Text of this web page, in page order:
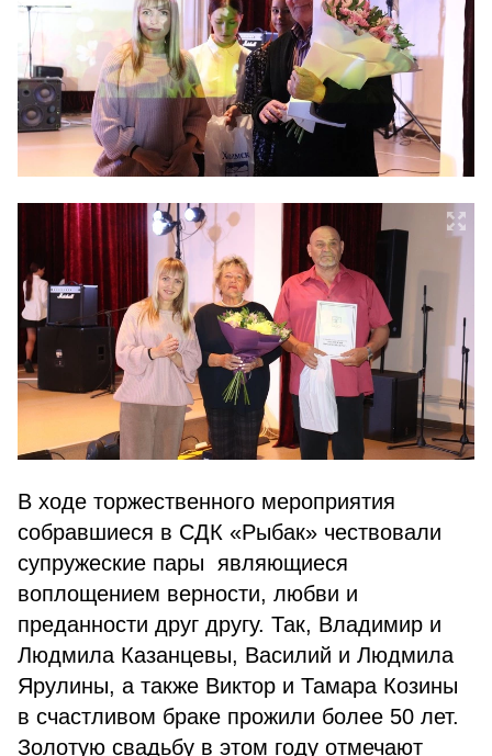
В ходе торжественного мероприятия
собравшиеся в СДК «Рыбак» чествовали
супружеские пары являющиеся
воплощением верности, любви и
преданности друг другу. Так, Владимир и
Людмила Казанцевы, Василий и Людмила
Ярулины, а также Виктор и Тамара Козины
в счастливом браке прожили более 50 лет.
Золотую свадьбу в этом году отмечают